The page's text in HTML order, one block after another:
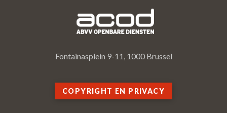
Fontainasplein 9-11, 1000 Brussel
COPYRIGHT EN PRIVACY